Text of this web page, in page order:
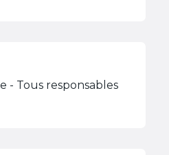
- Tous responsables